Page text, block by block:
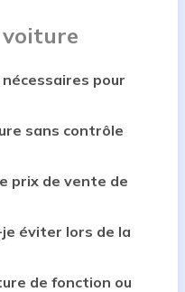
pour
sans contrôle
prix de vente de
éviter lors de la
de fonction ou